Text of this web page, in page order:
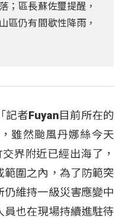
；區長蘇佐璽提醒，
區仍有間歇性降雨，
記者Fuyan目前所在的
雖然颱風丹娜絲今天
界附近已經出海了，
圍之內，為了防範突
維持一級災害應變中
員也在現場持續進駐待